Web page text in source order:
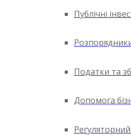
Публічні
Податки та
Допомога